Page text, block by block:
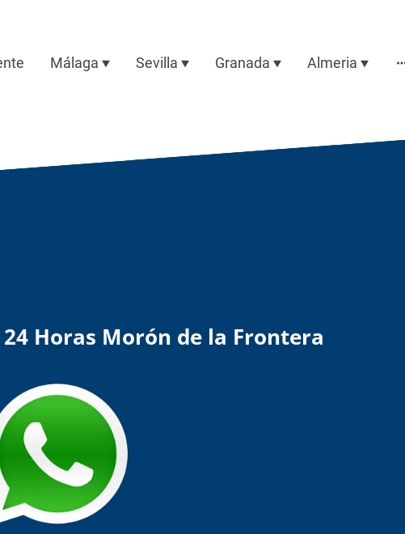
Málaga Sevilla Granada Almeria
Horas Morón de la Frontera